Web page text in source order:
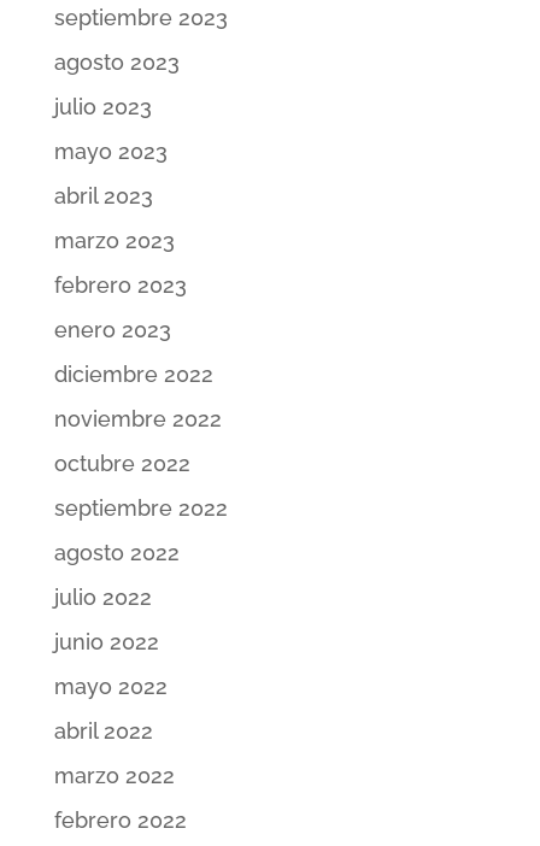
septiembre 2023
agosto 2023
julio 2023
mayo 2023
abril 2023
marzo 2023
febrero 2023
enero 2023
diciembre 2022
noviembre 2022
octubre 2022
septiembre 2022
agosto 2022
julio 2022
junio 2022
mayo 2022
abril 2022
marzo 2022
febrero 2022